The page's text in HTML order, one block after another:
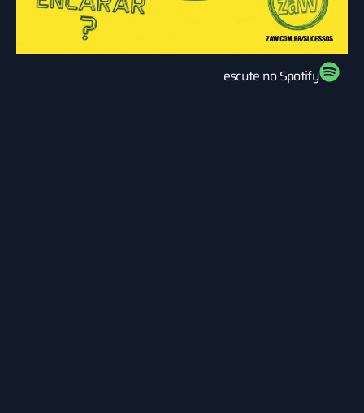
escute no Spotify